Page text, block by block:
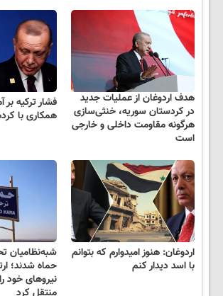
هدف اردوغان از عملیات جدید
در کردستان سوریه، خنثی‌سازی
هرگونه مقاومت داخلی و خارجی
است
فشار ترکیه بر
همکاری با
اردوغان: هنوز امیدوارم که بتوانم
با اسد دیدار کنم
شبه‌نظامیان
حماه شدند؛
نیروهای خود